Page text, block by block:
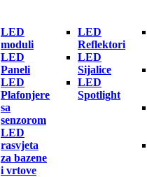
LED
moduli
LED
Paneli
LED
Plafonjere
sa
senzorom
LED
rasvjeta
za bazene
i vrtove
LED
Reflektori
LED
Sijalice
LED
Spotlight